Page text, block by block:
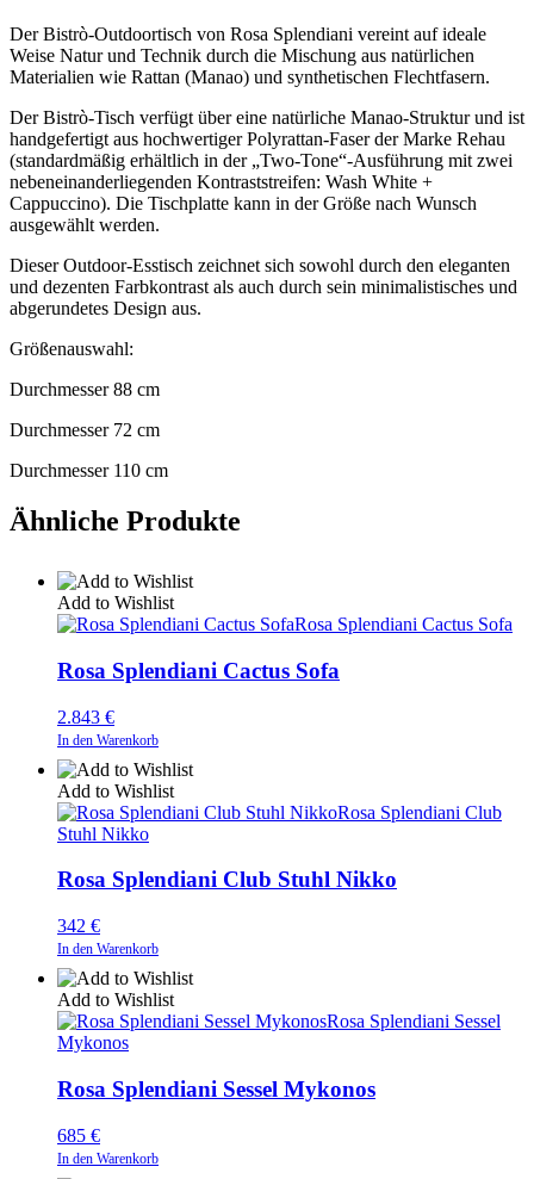
Der Bistrò-Outdoortisch von Rosa Splendiani vereint auf ideale
Weise Natur und Technik durch die Mischung aus natürlichen
Materialien wie Rattan (Manao) und synthetischen Flechtfasern.
Der Bistrò-Tisch verfügt über eine natürliche Manao-Struktur und ist
handgefertigt aus hochwertiger Polyrattan-Faser der Marke Rehau
(standardmäßig erhältlich in der „Two-Tone“-Ausführung mit zwei
nebeneinanderliegenden Kontraststreifen: Wash White +
Cappuccino). Die Tischplatte kann in der Größe nach Wunsch
ausgewählt werden.
Dieser Outdoor-Esstisch zeichnet sich sowohl durch den eleganten
und dezenten Farbkontrast als auch durch sein minimalistisches und
abgerundetes Design aus.
Größenauswahl:
Durchmesser 88 cm
Durchmesser 72 cm
Durchmesser 110 cm
Ähnliche Produkte
Add to Wishlist
Rosa Splendiani Cactus Sofa
Rosa Splendiani Cactus Sofa
2.843 €
In den Warenkorb
Add to Wishlist
Rosa Splendiani Club
Stuhl Nikko
Rosa Splendiani Club Stuhl Nikko
342 €
In den Warenkorb
Add to Wishlist
Rosa Splendiani Sessel
Mykonos
Rosa Splendiani Sessel Mykonos
685 €
In den Warenkorb